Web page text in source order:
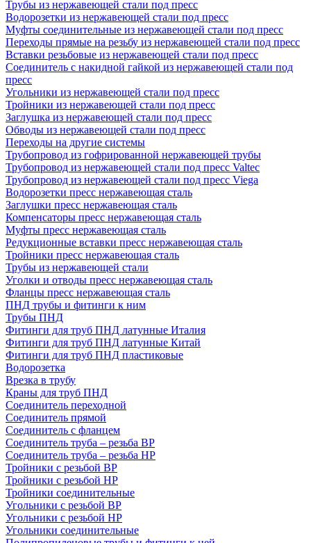
Трубы из нержавеющей стали под пресс
Водорозетки из нержавеющей стали под пресс
Муфты соединительные из нержавеющей стали под пресс
Переходы прямые на резьбу из нержавеющей стали под пресс
Вставки резьбовые из нержавеющей стали под пресс
Соединитель с накидной гайкой из нержавеющей стали под
пресс
Угольники из нержавеющей стали под пресс
Тройники из нержавеющей стали под пресс
Заглушка из нержавеющей стали под пресс
Обводы из нержавеющей стали под пресс
Переходы на другие системы
Трубопровод из гофрированной нержавеющей трубы
Трубопровод из нержавеющей стали под пресс Valtec
Трубопровод из нержавеющей стали под пресс Viega
Водорозетки пресс нержавеющая сталь
Заглушки пресс нержавеющая сталь
Компенсаторы пресс нержавеющая сталь
Муфты пресс нержавеющая сталь
Редукционные вставки пресс нержавеющая сталь
Тройники пресс нержавеющая сталь
Трубы из нержавеющей стали
Уголки и отводы пресс нержавеющая сталь
Фланцы пресс нержавеющая сталь
ПНД трубы и фитинги к ним
Трубы ПНД
Фитинги для труб ПНД латунные Италия
Фитинги для труб ПНД латунные Китай
Фитинги для труб ПНД пластиковые
Водорозетка
Врезка в трубу
Краны для труб ПНД
Соединитель переходной
Соединитель прямой
Соединитель с фланцем
Соединитель труба – резьба ВР
Соединитель труба – резьба НР
Тройники с резьбой ВР
Тройники с резьбой НР
Тройники соединительные
Угольники с резьбой ВР
Угольники с резьбой НР
Угольники соединительные